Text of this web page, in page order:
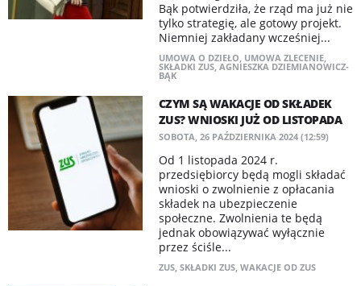
Bąk potwierdziła, że rząd ma już nie
tylko strategię, ale gotowy projekt.
Niemniej zakładany wcześniej...
UMOWA O DZIEŁO, UMOWA ZLECENIE,
SKŁADKI ZUS, AGNIESZKA DZIEMIANOWICZ-
BĄK
CZYM SĄ WAKACJE OD SKŁADEK
ZUS? WNIOSKI JUŻ OD LISTOPADA
SOBOTA, 26 PAŹDZIERNIKA 2024 (12:59)
Od 1 listopada 2024 r.
przedsiębiorcy będą mogli składać
wnioski o zwolnienie z opłacania
składek na ubezpieczenie
społeczne. Zwolnienia te będą
jednak obowiązywać wyłącznie
przez ściśle...
ZUS, SKŁADKI ZUS, WAKACJE OD ZUS